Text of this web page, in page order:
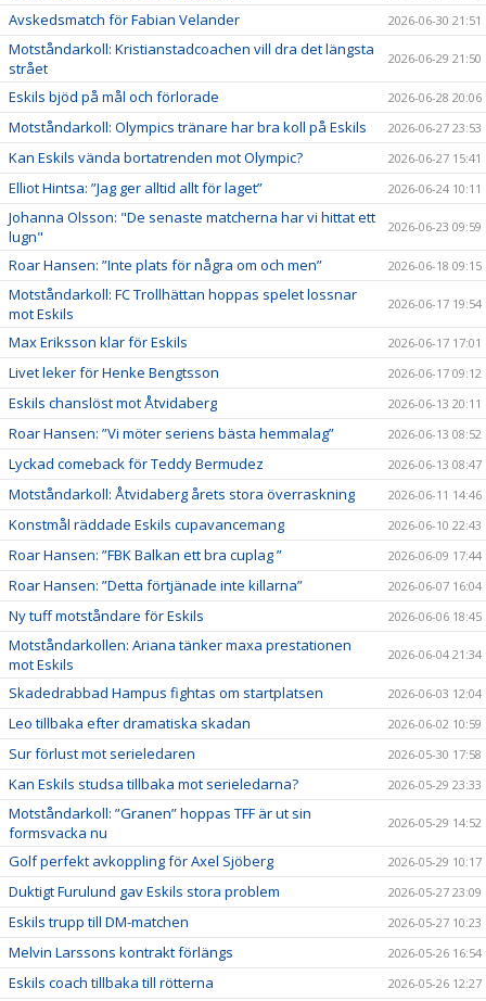
Avskedsmatch för Fabian Velander 2026-06-30 21:51
Motståndarkoll: Kristianstadcoachen vill dra det längsta
strået
2026-06-29 21:50
Eskils bjöd på mål och förlorade 2026-06-28 20:06
Motståndarkoll: Olympics tränare har bra koll på Eskils 2026-06-27 23:53
Kan Eskils vända bortatrenden mot Olympic? 2026-06-27 15:41
Elliot Hintsa: ”Jag ger alltid allt för laget” 2026-06-24 10:11
Johanna Olsson: "De senaste matcherna har vi hittat ett
lugn"
2026-06-23 09:59
Roar Hansen: ”Inte plats för några om och men” 2026-06-18 09:15
Motståndarkoll: FC Trollhättan hoppas spelet lossnar
mot Eskils
2026-06-17 19:54
Max Eriksson klar för Eskils 2026-06-17 17:01
Livet leker för Henke Bengtsson 2026-06-17 09:12
Eskils chanslöst mot Åtvidaberg 2026-06-13 20:11
Roar Hansen: ”Vi möter seriens bästa hemmalag” 2026-06-13 08:52
Lyckad comeback för Teddy Bermudez 2026-06-13 08:47
Motståndarkoll: Åtvidaberg årets stora överraskning 2026-06-11 14:46
Konstmål räddade Eskils cupavancemang 2026-06-10 22:43
Roar Hansen: ”FBK Balkan ett bra cuplag ” 2026-06-09 17:44
Roar Hansen: ”Detta förtjänade inte killarna” 2026-06-07 16:04
Ny tuff motståndare för Eskils 2026-06-06 18:45
Motståndarkollen: Ariana tänker maxa prestationen
mot Eskils
2026-06-04 21:34
Skadedrabbad Hampus fightas om startplatsen 2026-06-03 12:04
Leo tillbaka efter dramatiska skadan 2026-06-02 10:59
Sur förlust mot serieledaren 2026-05-30 17:58
Kan Eskils studsa tillbaka mot serieledarna? 2026-05-29 23:33
Motståndarkoll: ”Granen” hoppas TFF är ut sin
formsvacka nu
2026-05-29 14:52
Golf perfekt avkoppling för Axel Sjöberg 2026-05-29 10:17
Duktigt Furulund gav Eskils stora problem 2026-05-27 23:09
Eskils trupp till DM-matchen 2026-05-27 10:23
Melvin Larssons kontrakt förlängs 2026-05-26 16:54
Eskils coach tillbaka till rötterna 2026-05-26 12:27